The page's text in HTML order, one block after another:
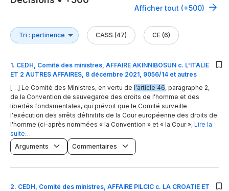
Afficher tout (+500)
CASS (47) CE (6)
1. CEDH, Comité des ministres, AFFAIRE AKINNIBOSUN c. L'ITALIE
ET 2 AUTRES AFFAIRES, 8 décembre 2021, 9056/14 et autres
[…] Le Comité des Ministres, en vertu de l'article 46, paragraphe 2,
de la Convention de sauvegarde des droits de l'homme et des
libertés fondamentales, qui prévoit que le Comité surveille
l'exécution des arrêts définitifs de la Cour européenne des droits de
l'homme (ci-après nommées « la Convention » et « la Cour », Lire la
suite…
Arguments
Commentaires
2. CEDH, Comité des ministres, AFFAIRE PILCIC c. LA CROATIE ET